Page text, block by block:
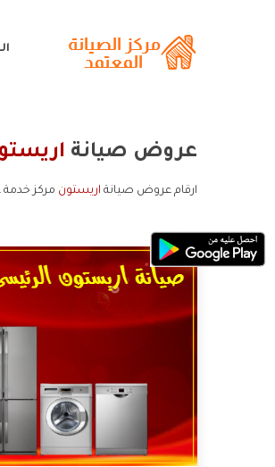
عروض صيانة
ارقام عروض صيانة اريستون مركز